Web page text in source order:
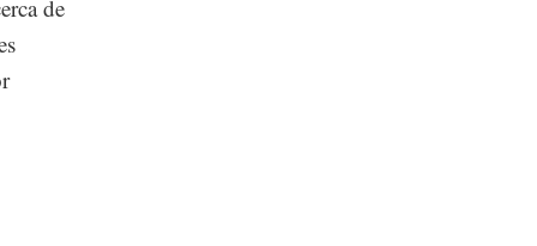
de